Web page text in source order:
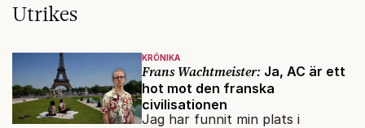
Utrikes
KRÖNIKA
Frans Wachtmeister: Ja, AC är ett
hot mot den franska
civilisationen
Jag har funnit min plats i